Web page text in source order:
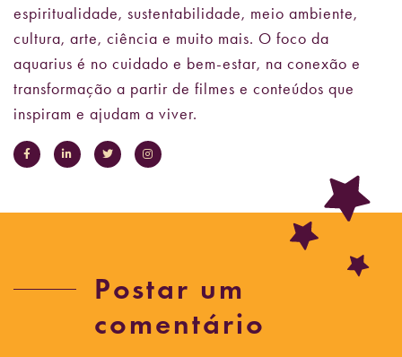
espiritualidade, sustentabilidade, meio ambiente,
cultura, arte, ciência e muito mais. O foco da
aquarius é no cuidado e bem-estar, na conexão e
transformação a partir de filmes e conteúdos que
inspiram e ajudam a viver.
Postar um
comentário